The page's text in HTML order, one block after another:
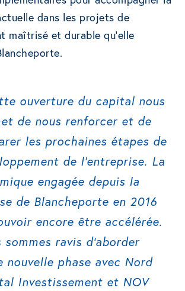
dans les projets de
maîtrisé et durable qu’elle
ouverture du capital nous
de nous renforcer et de
les prochaines étapes de
de l’entreprise. La
engagée depuis la
de Blancheporte en 2016
encore être accélérée.
sommes ravis d’aborder
nouvelle phase avec Nord
Investissement et NOV